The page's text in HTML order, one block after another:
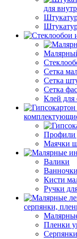
для
Сетка
Сетка
Сетка
Клей для
Профили
Маячки
Валики
Кисти
Ручки
серпянки,
Пленки
Серпянки